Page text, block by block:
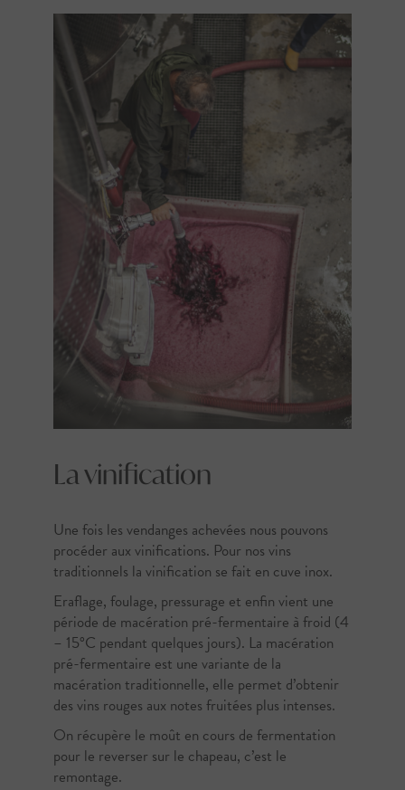
La vinification
Une fois les vendanges achevées nous pouvons
procéder aux vinifications. Pour nos vins
traditionnels la vinification se fait en cuve inox.
Eraflage, foulage, pressurage et enfin vient une
période de macération pré-fermentaire à froid (4
– 15°C pendant quelques jours). La macération
pré-fermentaire est une variante de la
macération traditionnelle, elle permet d’obtenir
des vins rouges aux notes fruitées plus intenses.
On récupère le moût en cours de fermentation
pour le reverser sur le chapeau, c’est le
remontage.